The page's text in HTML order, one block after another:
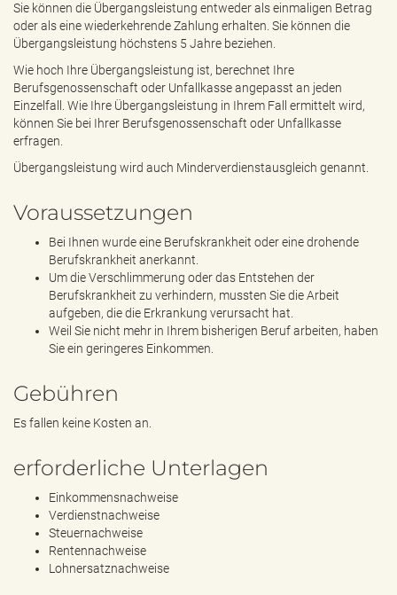
Sie können die Übergangsleistung entweder als einmaligen Betrag
oder als eine wiederkehrende Zahlung erhalten. Sie können die
Übergangsleistung höchstens 5 Jahre beziehen.
Wie hoch Ihre Übergangsleistung ist, berechnet Ihre
Berufsgenossenschaft oder Unfallkasse angepasst an jeden
Einzelfall. Wie Ihre Übergangsleistung in Ihrem Fall ermittelt wird,
können Sie bei Ihrer Berufsgenossenschaft oder Unfallkasse
erfragen.
Übergangsleistung wird auch Minderverdienstausgleich genannt.
Voraussetzungen
Bei Ihnen wurde eine Berufskrankheit oder eine drohende
Berufskrankheit anerkannt.
Um die Verschlimmerung oder das Entstehen der
Berufskrankheit zu verhindern, mussten Sie die Arbeit
aufgeben, die die Erkrankung verursacht hat.
Weil Sie nicht mehr in Ihrem bisherigen Beruf arbeiten, haben
Sie ein geringeres Einkommen.
Gebühren
Es fallen keine Kosten an.
erforderliche Unterlagen
Einkommensnachweise
Verdienstnachweise
Steuernachweise
Rentennachweise
Lohnersatznachweise